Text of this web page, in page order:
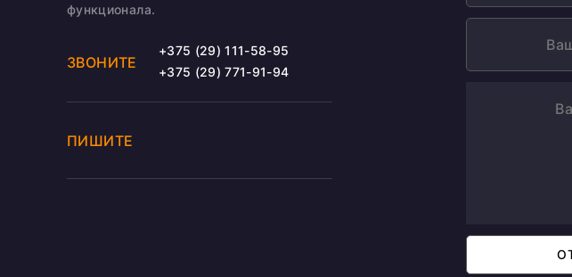
функционала.
ЗВОНИТЕ
+375 (29) 111-58-95
+375 (29) 771-91-94
ПИШИТЕ